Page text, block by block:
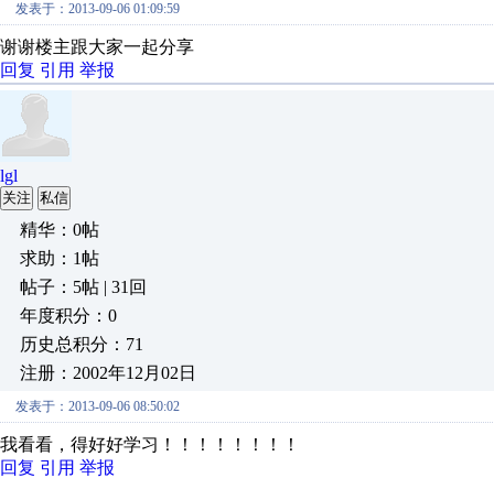
发表于：2013-09-06 01:09:59
谢谢楼主跟大家一起分享
回复 引用 举报
lgl
关注 私信
精华：0帖
求助：1帖
帖子：5帖 | 31回
年度积分：0
历史总积分：71
注册：2002年12月02日
发表于：2013-09-06 08:50:02
我看看，得好好学习！！！！！！！！
回复 引用 举报